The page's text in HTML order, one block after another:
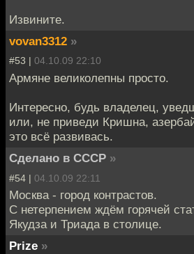
Извините.
vovan3312 »
#53 | 04.10.09 22:10
Армяне великолепны просто.
Интересно, будь владелец,
или, не приведи Кришна,
это всё развивась.
Сделано в СССР »
#54 | 04.10.09 22:11
Москва - город контрастов.
С нетерпением ждём горячей
Якудза и Триада в столице.
Prize »